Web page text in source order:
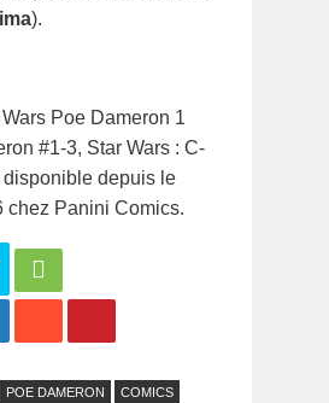
).
Poe Dameron 1
#1-3, Star Wars : C-
disponible depuis le
chez Panini Comics.
POE DAMERON COMICS